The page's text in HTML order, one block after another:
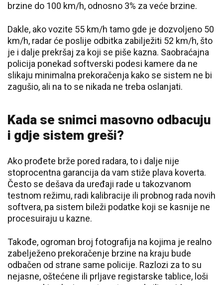
brzine do 100 km/h, odnosno 3% za veće brzine.
Dakle, ako vozite 55 km/h tamo gde je dozvoljeno 50
km/h, radar će poslije odbitka zabilježiti 52 km/h, što
je i dalje prekršaj za koji se piše kazna. Saobraćajna
policija ponekad softverski podesi kamere da ne
slikaju minimalna prekoračenja kako se sistem ne bi
zagušio, ali na to se nikada ne treba oslanjati.
Kada se snimci masovno odbacuju
i gdje sistem greši?
Ako prođete brže pored radara, to i dalje nije
stoprocentna garancija da vam stiže plava koverta.
Često se dešava da uređaji rade u takozvanom
testnom režimu, radi kalibracije ili probnog rada novih
softvera, pa sistem bileži podatke koji se kasnije ne
procesuiraju u kazne.
Takođe, ogroman broj fotografija na kojima je realno
zabelježeno prekoračenje brzine na kraju bude
odbačen od strane same policije. Razlozi za to su
nejasne, oštećene ili prljave registarske tablice, loši